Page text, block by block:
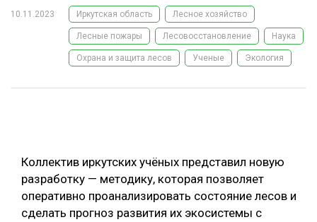
ЛЕСОЗАГОТОВКА
ОБРАБОТКА ДРЕВЕСИНЫ
ПРОИЗВОДСТВО ДРЕВЕСНЫХ ПЛИТ
ПОДБОРКИ СТАТЕЙ
ЭКСПЕРТНОЕ МНЕНИЕ
10.11.2023 Иркутская область Лесное хозяйство
Лесные пожары Лесовосстановление Наука
Охрана и защита лесов Ученые Экология
Коллектив иркутских учёных представил новую
разработку — методику, которая позволяет
оперативно проанализировать состояние лесов и
сделать прогноз развития их экосистемы с